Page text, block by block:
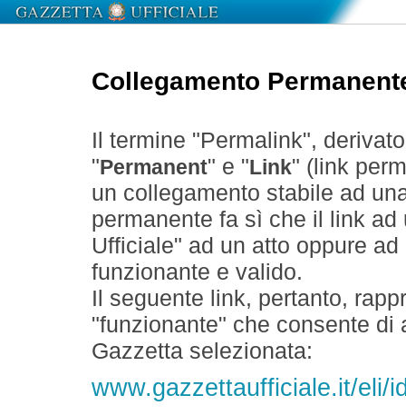
Collegamento
Il termine "Permalink",
" Permanent" e " Link" (link
un collegamento stabile ad
permanente fa sì che il link
Ufficiale" ad un atto oppure
funzionante e valido.
Il seguente link, pertanto,
"funzionante" che consente
Gazzetta selezionata:
www.gazzettaufficiale.it/eli/